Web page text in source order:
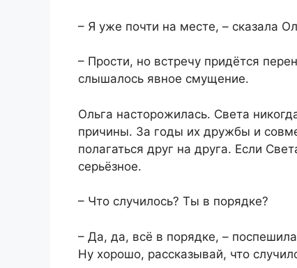
– Я уже почти на месте, – сказала
– Прости, но встречу придётся
слышалось явное смущение.
Ольга насторожилась. Света
причины. За годы их дружбы и
полагаться друг на друга. Если
серьёзное.
– Что случилось? Ты в порядке?
– Да, да, всё в порядке, –
Ну хорошо, рассказывай, что